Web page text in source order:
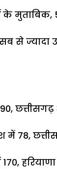
के
ज्यादा
में 78,